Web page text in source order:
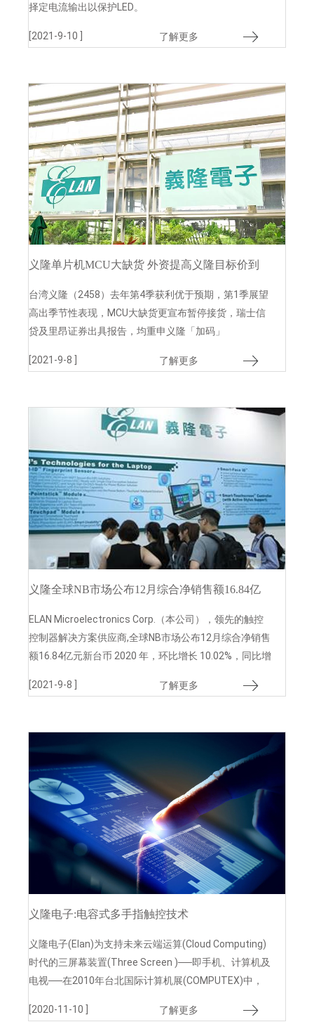
择定电流输出以保护LED。
了解更多
[2021-9-10 ]
义隆单片机MCU大缺货 外资提高义隆目标价到
台湾义隆（2458）去年第4季获利优于预期，第1季展望
高出季节性表现，MCU大缺货更宣布暂停接货，瑞士信
贷及里昂证券出具报告，均重申义隆「加码」
了解更多
[2021-9-8 ]
义隆全球NB市场公布12月综合净销售额16.84亿
ELAN Microelectronics Corp.（本公司），领先的触控
控制器解决方案供应商,全球NB市场公布12月综合净销售
额16.84亿元新台币 2020 年，环比增长 10.02%，同比增
情影响，创下 150.99 亿新台币的历史新高。,COVID-19
了解更多
[2021-9-8 ]
义隆电子:电容式多手指触控技术
义隆电子(Elan)为支持未来云端运算(Cloud Computing)
时代的三屏幕装置(Three Screen )──即手机、计算机及
电视──在2010年台北国际计算机展(COMPUTEX)中，
了解更多
[2020-11-10 ]